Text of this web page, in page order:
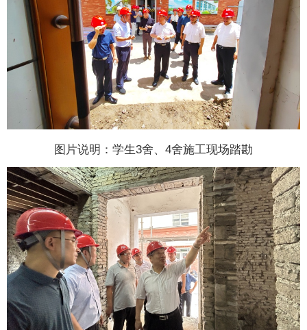
图片说明：学生3舍、4舍施工现场踏勘